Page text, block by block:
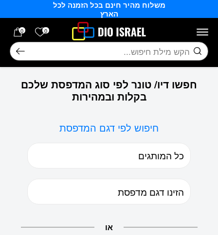
משלוח מהיר חינם בכל הזמנה לכל
הארץ
0 הרשימה
0
חיפוש
חפשו דיו/ טונר לפי סוג המדפסת שלכם
בקלות ובמהירות
חיפוש לפי דגם המדפסת
או